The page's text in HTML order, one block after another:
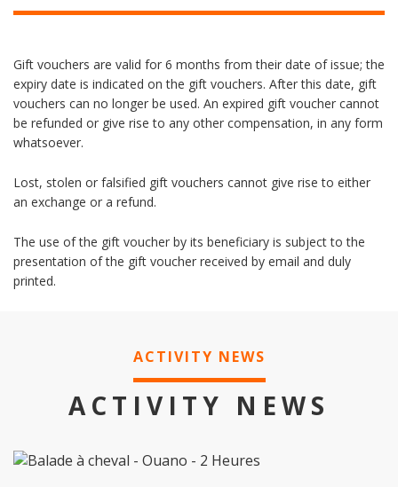
Gift vouchers are valid for 6 months from their date of issue; the
expiry date is indicated on the gift vouchers. After this date, gift
vouchers can no longer be used. An expired gift voucher cannot
be refunded or give rise to any other compensation, in any form
whatsoever.
Lost, stolen or falsified gift vouchers cannot give rise to either
an exchange or a refund.
The use of the gift voucher by its beneficiary is subject to the
presentation of the gift voucher received by email and duly
printed.
ACTIVITY NEWS
ACTIVITY NEWS